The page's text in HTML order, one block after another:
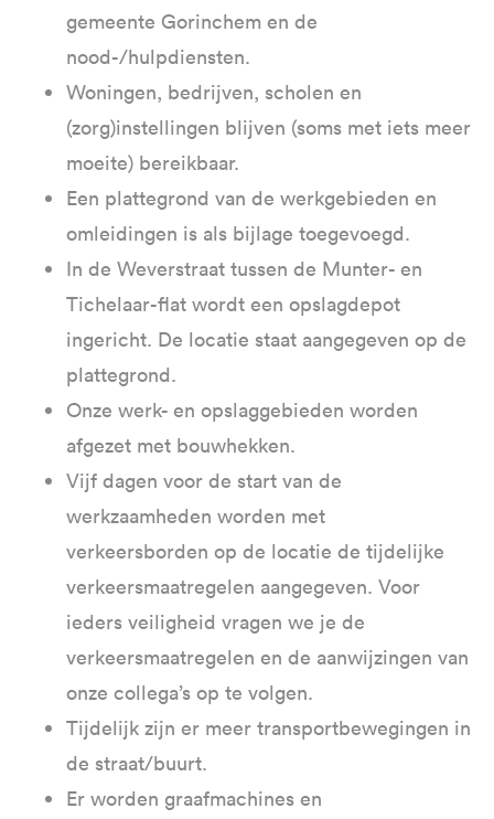
gemeente Gorinchem en de
nood-/hulpdiensten.
Woningen, bedrijven, scholen en
(zorg)instellingen blijven (soms met iets meer
moeite) bereikbaar.
Een plattegrond van de werkgebieden en
omleidingen is als bijlage toegevoegd.
In de Weverstraat tussen de Munter- en
Tichelaar-flat wordt een opslagdepot
ingericht. De locatie staat aangegeven op de
plattegrond.
Onze werk- en opslaggebieden worden
afgezet met bouwhekken.
Vijf dagen voor de start van de
werkzaamheden worden met
verkeersborden op de locatie de tijdelijke
verkeersmaatregelen aangegeven. Voor
ieders veiligheid vragen we je de
verkeersmaatregelen en de aanwijzingen van
onze collega’s op te volgen.
Tijdelijk zijn er meer transportbewegingen in
de straat/buurt.
Er worden graafmachines en